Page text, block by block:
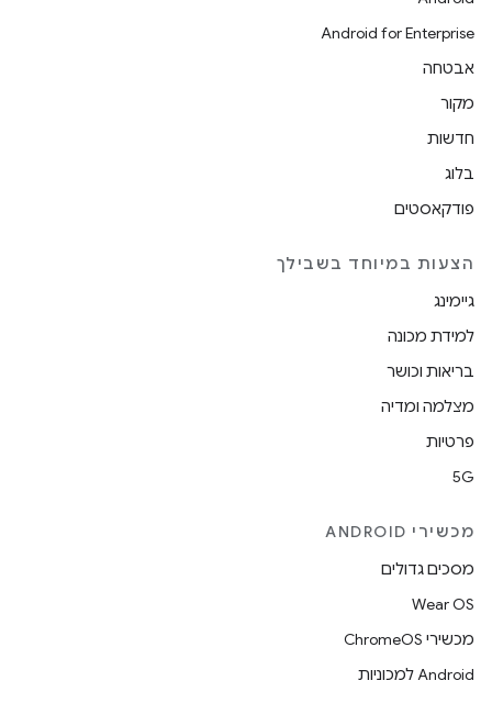
Android for Enterprise
אבטחה
מקור
חדשות
בלוג
פודקאסטים
הצעות במיוחד בשבילך
גיימינג
למידת מכונה
בריאות וכושר
מצלמה ומדיה
פרטיות
5G
מכשירי ANDROID
מסכים גדולים
Wear OS
מכשירי ChromeOS
Android למכוניות